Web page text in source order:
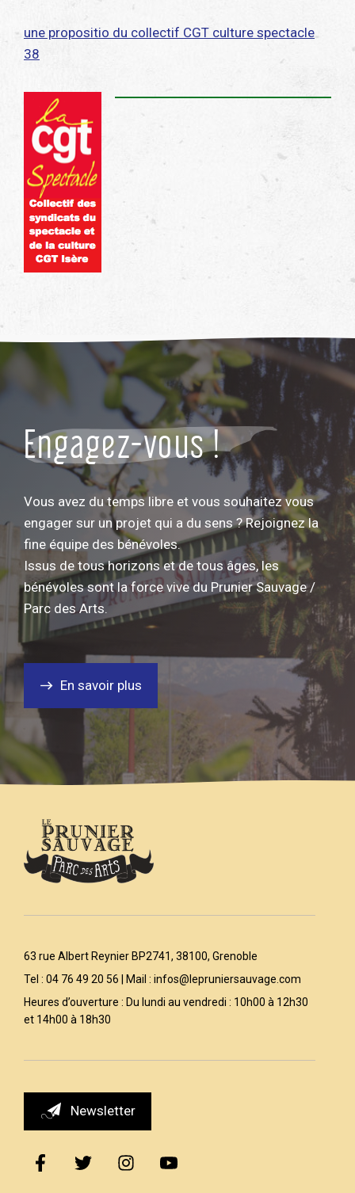
une propositio du collectif CGT culture spectacle
38
Engagez-vous !
Vous avez du temps libre et vous souhaitez vous
engager sur un projet qui a du sens ? Rejoignez la
fine équipe des bénévoles.
Issus de tous horizons et de tous âges, les
bénévoles sont la force vive du Prunier Sauvage /
Parc des Arts.
En savoir plus
63 rue Albert Reynier BP2741, 38100, Grenoble
Tel : 04 76 49 20 56 | Mail : infos@lepruniersauvage.com
Heures d’ouverture : Du lundi au vendredi : 10h00 à 12h30
et 14h00 à 18h30
Newsletter